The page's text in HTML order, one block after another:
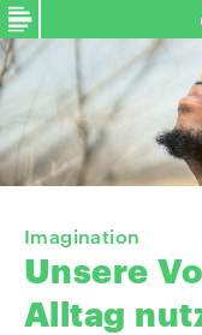
Imagination
Unsere
Alltag